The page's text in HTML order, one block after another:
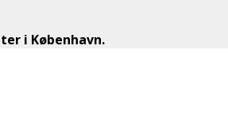
i København.